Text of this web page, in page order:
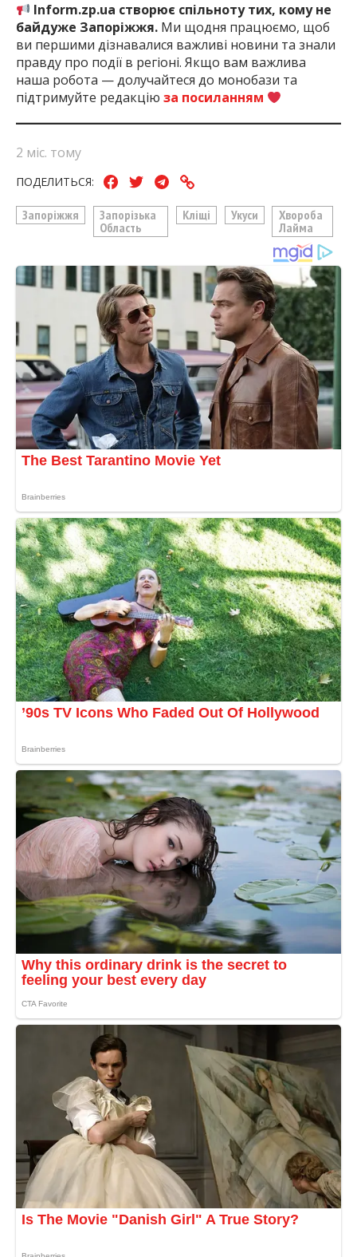
Inform.zp.ua створює спільноту тих, кому не
байдуже Запоріжжя. Ми щодня працюємо, щоб
ви першими дізнавалися важливі новини та знали
правду про події в регіоні. Якщо вам важлива
наша робота — долучайтеся до монобази та
підтримуйте редакцію за посиланням
2 міс. тому
ПОДЕЛИТЬСЯ:
Запоріжжя
Запорізька
Область
Кліщі Укуси
Хвороба
Лайма